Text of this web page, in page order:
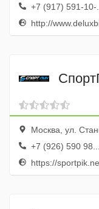
+7 (917) 591-10-...
http://
Москва, ул.
+7 (926) 590 98...
https://